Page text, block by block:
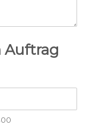
Auftrag